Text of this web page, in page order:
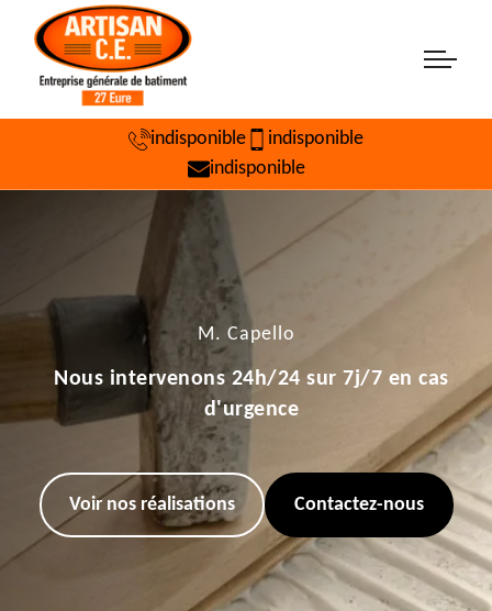
indisponible
indisponible
indisponible
M. Capello
Nous intervenons 24h/24 sur 7j/7 en cas
d'urgence
Voir nos réalisations Contactez-nous